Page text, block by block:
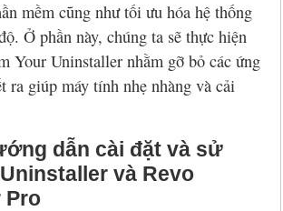
mềm cũng như tối ưu hóa hệ thống
Ở phần này, chúng ta sẽ thực hiện
Your Uninstaller nhằm gỡ bỏ các ứng
ra giúp máy tính nhẹ nhàng và cải
dẫn cài đặt và sử
và Revo
Pro